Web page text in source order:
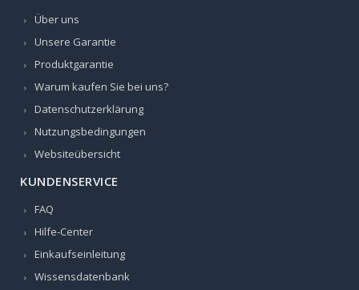
Über uns
Unsere Garantie
Produktgarantie
Warum kaufen Sie bei uns?
Datenschutzerklärung
Nutzungsbedingungen
Websiteübersicht
KUNDENSERVICE
FAQ
Hilfe-Center
Einkaufseinleitung
Wissensdatenbank